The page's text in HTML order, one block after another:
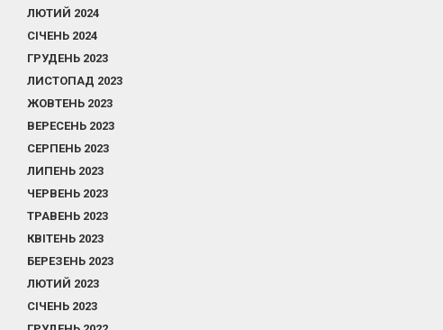
ЛЮТИЙ 2024
СІЧЕНЬ 2024
ГРУДЕНЬ 2023
ЛИСТОПАД 2023
ЖОВТЕНЬ 2023
ВЕРЕСЕНЬ 2023
СЕРПЕНЬ 2023
ЛИПЕНЬ 2023
ЧЕРВЕНЬ 2023
ТРАВЕНЬ 2023
КВІТЕНЬ 2023
БЕРЕЗЕНЬ 2023
ЛЮТИЙ 2023
СІЧЕНЬ 2023